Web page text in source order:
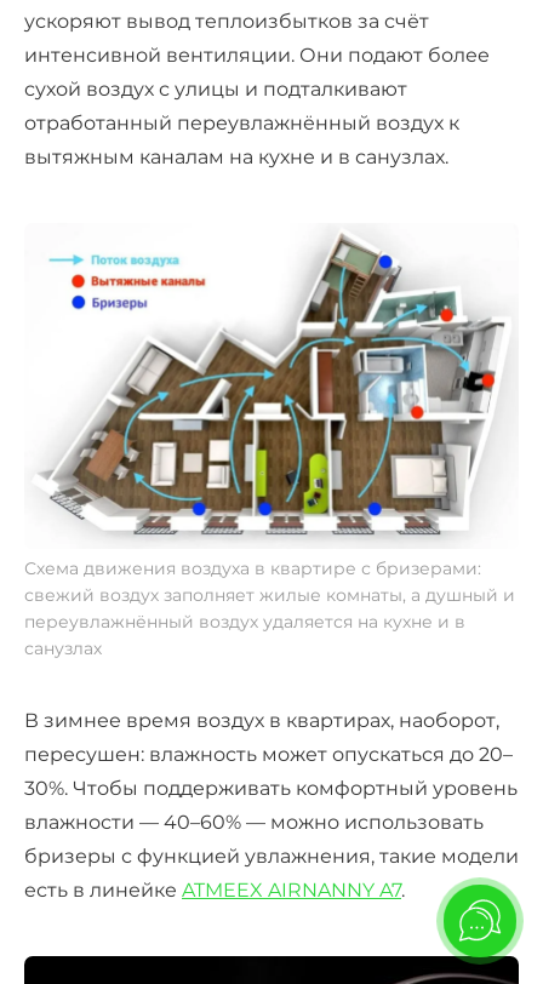
ускоряют вывод теплоизбытков за счёт
интенсивной вентиляции. Они подают более
сухой воздух с улицы и подталкивают
отработанный переувлажнённый воздух к
вытяжным каналам на кухне и в санузлах.
Схема движения воздуха в квартире с бризерами:
свежий воздух заполняет жилые комнаты, а душный и
переувлажнённый воздух удаляется на кухне и в
санузлах
В зимнее время воздух в квартирах, наоборот,
пересушен: влажность может опускаться до 20–
30%. Чтобы поддерживать комфортный уровень
влажности — 40–60% — можно использовать
бризеры с функцией увлажнения, такие модели
есть в линейке ATMEEX AIRNANNY A7.